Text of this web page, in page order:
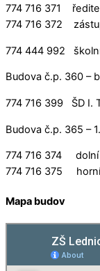
774 716 371
774 716 372
774 444 992
Budova č.p. 360 –
774 716 399 ŠD I.
Budova č.p. 365 –
774 716 374
774 716 375
Mapa budov